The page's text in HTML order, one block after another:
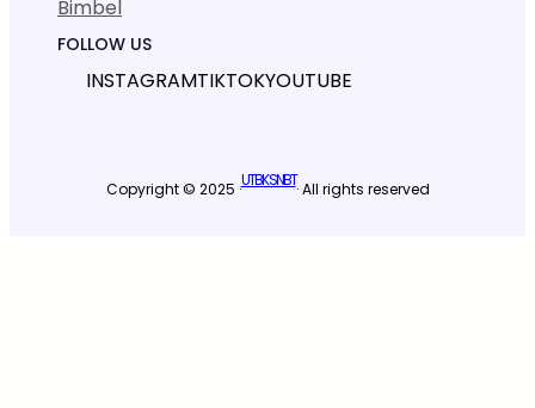
Bimbel
FOLLOW US
INSTAGRAMTIKTOKYOUTUBE
Copyright © 2025 ·UTBK SNBT· All rights reserved